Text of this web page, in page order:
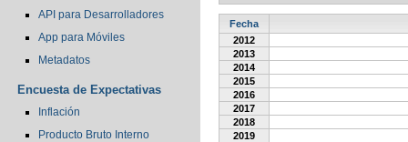
API para Desarrolladores
App para Móviles
Metadatos
Encuesta de Expectativas
Inflación
Producto Bruto Interno
Fecha
2012
2013
2014
2015
2016
2017
2018
2019